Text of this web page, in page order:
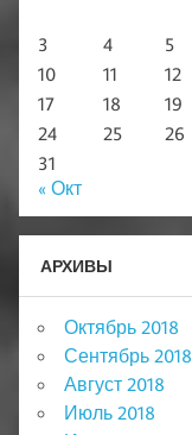
3
4 5
10
11 12
17
18 19
24
25 26
31
« Окт
АРХИВЫ
Октябрь 2018
Сентябрь 2018
Август 2018
Июль 2018